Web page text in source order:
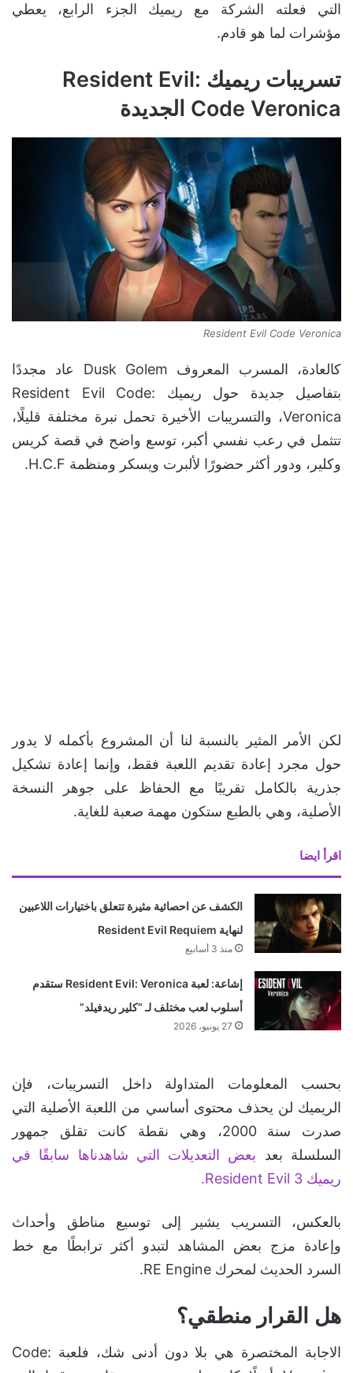
التي فعلته الشركة مع ريميك الجزء الرابع، يعطي
مؤشرات لما هو قادم.
تسريبات ريميك Resident Evil:
Code Veronica الجديدة
Resident Evil Code Veronica
كالعادة، المسرب المعروف Dusk Golem عاد مجددًا
بتفاصيل جديدة حول ريميك Resident Evil Code:
Veronica، والتسريبات الأخيرة تحمل نبرة مختلفة قليلًا،
تتثمل في رعب نفسي أكبر، توسع واضح في قصة كريس
وكلير، ودور أكثر حضورًا لألبرت ويسكر ومنظمة H.C.F.
لكن الأمر المثير بالنسبة لنا أن المشروع بأكمله لا يدور
حول مجرد إعادة تقديم اللعبة فقط، وإنما إعادة تشكيل
جذرية بالكامل تقريبًا مع الحفاظ على جوهر النسخة
الأصلية، وهي بالطبع ستكون مهمة صعبة للغاية.
اقرأ ايضا
الكشف عن احصائية مثيرة تتعلق باختيارات اللاعبين
لنهاية Resident Evil Requiem
منذ 3 أسابيع
إشاعة: لعبة Resident Evil: Veronica ستقدم
أسلوب لعب مختلف لـ “كلير ريدفيلد”
27 يونيو، 2026
بحسب المعلومات المتداولة داخل التسريبات، فإن
الريميك لن يحذف محتوى أساسي من اللعبة الأصلية التي
صدرت سنة 2000، وهي نقطة كانت تقلق جمهور
السلسلة بعد بعض التعديلات التي شاهدناها سابقًا في
ريميك Resident Evil 3.
بالعكس، التسريب يشير إلى توسيع مناطق وأحداث
وإعادة مزج بعض المشاهد لتبدو أكثر ترابطًا مع خط
السرد الحديث لمحرك RE Engine.
هل القرار منطقي؟
الاجابة المختصرة هي بلا دون أدنى شك، فلعبة Code: